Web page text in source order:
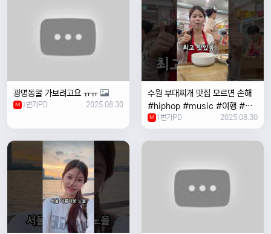
광명동굴 가보려고요 ㅠㅠ
M 1번가PD 2025.08.30
수원 부대찌개 맛집 모르면 손해
#hiphop #music #여행 #맛
집 #수원 #한국여행 #베트남여
자 #혼자여행
M 1번가PD 2025.08.30